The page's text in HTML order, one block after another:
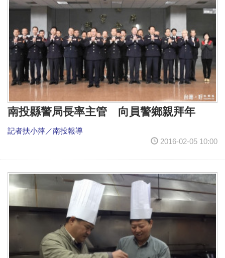
南投縣警局長率主管 向員警鄉親拜年
記者扶小萍／南投報導
2016-02-05 10:00